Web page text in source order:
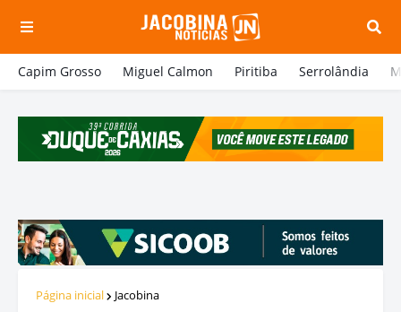
Capim Grosso Miguel Calmon Piritiba Serrolândia
Página inicial Jacobina